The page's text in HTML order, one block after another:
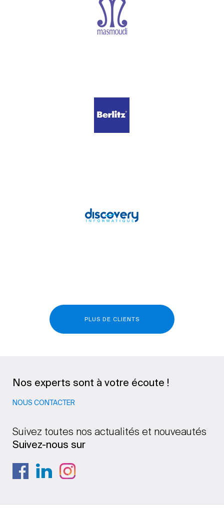
PLUS DE CLIENTS
Nos experts sont à votre écoute !
NOUS CONTACTER
Suivez toutes nos actualités et nouveautés
Suivez-nous sur